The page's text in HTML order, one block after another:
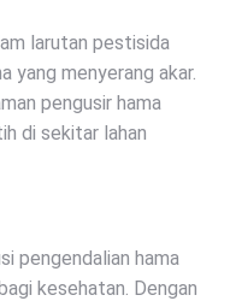
larutan pestisida
yang menyerang akar.
pengusir hama
di sekitar lahan
pengendalian hama
kesehatan. Dengan